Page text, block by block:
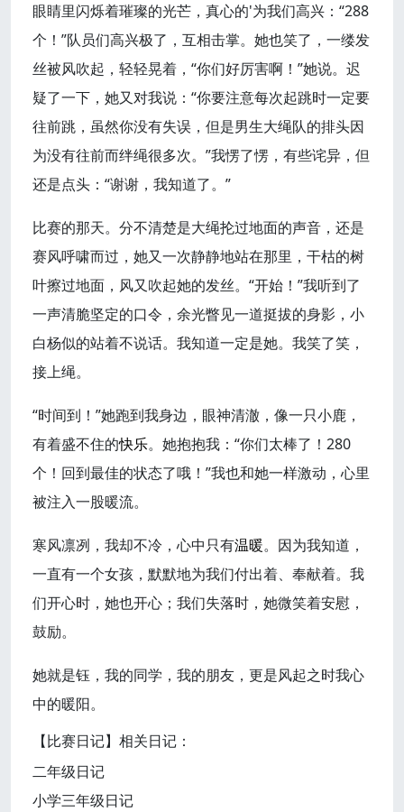
眼睛里闪烁着璀璨的光芒，真心的'为我们高兴：“288
个！”队员们高兴极了，互相击掌。她也笑了，一缕发
丝被风吹起，轻轻晃着，“你们好厉害啊！”她说。迟
疑了一下，她又对我说：“你要注意每次起跳时一定要
往前跳，虽然你没有失误，但是男生大绳队的排头因
为没有往前而绊绳很多次。”我愣了愣，有些诧异，但
还是点头：“谢谢，我知道了。”
比赛的那天。分不清楚是大绳抡过地面的声音，还是
赛风呼啸而过，她又一次静静地站在那里，干枯的树
叶擦过地面，风又吹起她的发丝。“开始！”我听到了
一声清脆坚定的口令，余光瞥见一道挺拔的身影，小
白杨似的站着不说话。我知道一定是她。我笑了笑，
接上绳。
“时间到！”她跑到我身边，眼神清澈，像一只小鹿，
有着盛不住的快乐。她抱抱我：“你们太棒了！280
个！回到最佳的状态了哦！”我也和她一样激动，心里
被注入一股暖流。
寒风凛冽，我却不冷，心中只有温暖。因为我知道，
一直有一个女孩，默默地为我们付出着、奉献着。我
们开心时，她也开心；我们失落时，她微笑着安慰，
鼓励。
她就是钰，我的同学，我的朋友，更是风起之时我心
中的暖阳。
【比赛日记】相关日记：
二年级日记
小学三年级日记